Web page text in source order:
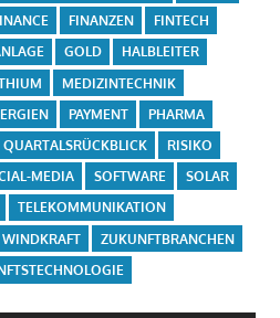
FINANZEN
FINTECH
GOLD
HALBLEITER
MEDIZINTECHNIK
PAYMENT
PHARMA
QUARTALSRÜCKBLICK
RISIKO
MEDIA SOFTWARE
SOLAR
TELEKOMMUNIKATION
WINDKRAFT
ZUKUNFTBRANCHEN